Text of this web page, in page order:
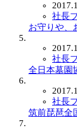
社長
お守りや、
社長
全日本墓園
社長
筑前琵琶全